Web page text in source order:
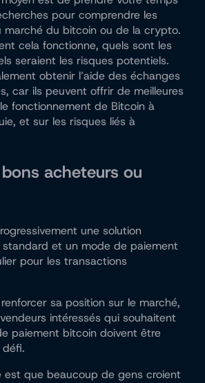
pour comprendre les
marché du bitcoin ou de la crypto.
cela fonctionne, quels sont les
seraient les risques potentiels.
obtenir l’aide des échanges
car ils peuvent offrir de meilleures
fonctionnement de Bitcoin à
et sur les risques liés à
acheteurs ou
une solution
standard et un mode de paiement
pour les transactions
sa position sur le marché,
intéressés qui souhaitent
paiement bitcoin doivent être
défi.
est que beaucoup de gens croient